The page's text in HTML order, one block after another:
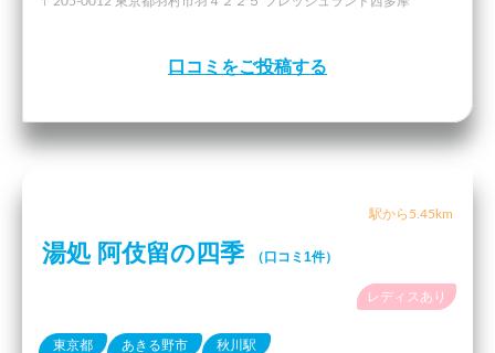
口コミをご投稿する
駅から5.45km
湯処 阿伎留の四季 （口コミ1件）
レディスあり
東京都 あきる野市 秋川駅